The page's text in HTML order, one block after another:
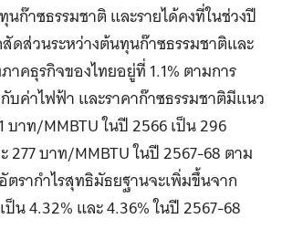
ก๊าซธรรมชาติ และรายได้คงที่ในช่วงปี
ดส่วนระหว่างต้นทุนก๊าซธรรมชาติและ
คธุรกิจของไทยอยู่ที่ 1.1% ตามการ
บค่าไฟฟ้า และราคาก๊าซธรรมชาติมีแนว
บาท/MMBTU ในปี 2566 เป็น 296
277 บาท/MMBTU ในปี 2567-68 ตาม
รากำไรสุทธิมัธยฐานจะเพิ่มขึ้นจาก
ป็น 4.32% และ 4.36% ในปี 2567-68